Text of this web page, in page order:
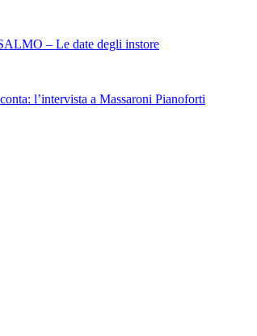
– Le date degli instore
l’intervista a Massaroni Pianoforti